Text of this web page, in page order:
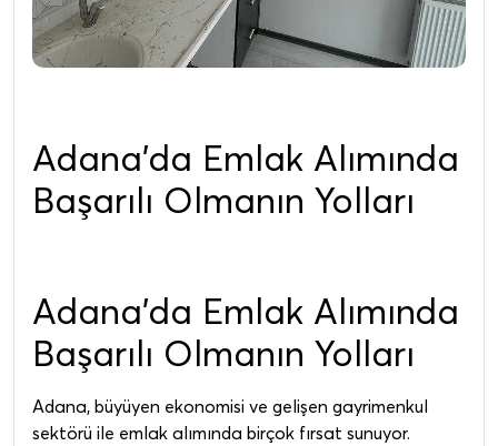
Adana’da Emlak Alımında
Başarılı Olmanın Yolları
Adana’da Emlak Alımında
Başarılı Olmanın Yolları
Adana, büyüyen ekonomisi ve gelişen gayrimenkul
sektörü ile emlak alımında birçok fırsat sunuyor.